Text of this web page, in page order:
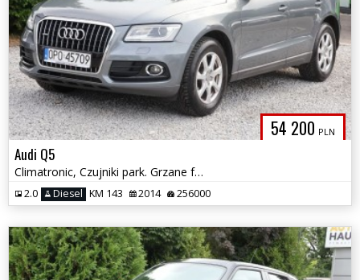
54 200 PLN
Audi Q5
Climatronic, Czujniki park. Grzane fotele, Gwarancja 12 miesięcy
2.0 Diesel KM 143 2014 256000